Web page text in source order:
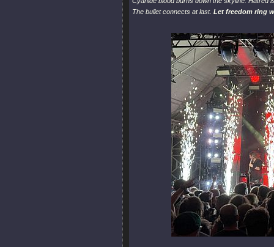
The bullet connects at last. Let freedom ring